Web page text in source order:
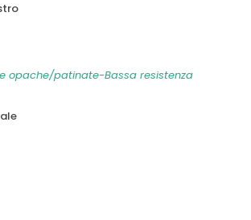
opache/patinate-Bassa resistenza